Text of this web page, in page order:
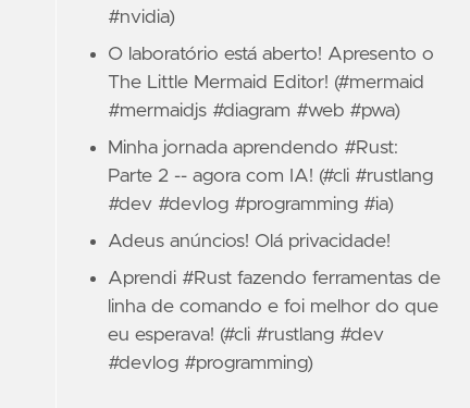
#nvidia)
O laboratório está aberto! Apresento o
The Little Mermaid Editor! (#mermaid
#mermaidjs #diagram #web #pwa)
Minha jornada aprendendo #Rust:
Parte 2 -- agora com IA! (#cli #rustlang
#dev #devlog #programming #ia)
Adeus anúncios! Olá privacidade!
Aprendi #Rust fazendo ferramentas de
linha de comando e foi melhor do que
eu esperava! (#cli #rustlang #dev
#devlog #programming)